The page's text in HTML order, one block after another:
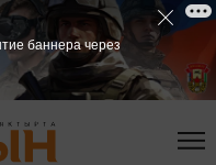
баннера через